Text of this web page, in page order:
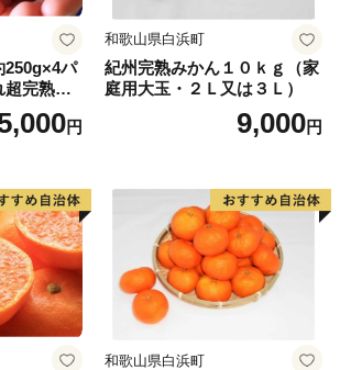
250g×4パ
超完熟ま
分
円
和歌山県白浜町
紀州完熟みかん１０ｋｇ（家
庭用大玉・２Ｌ又は３Ｌ）
9,000円
和歌山県白浜町